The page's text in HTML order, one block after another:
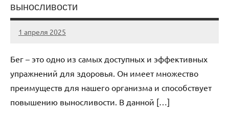
выносливости
1 апреля 2025
biewerplanet
Нет
Бег – это одно из самых доступных и эффективных
упражнений для здоровья. Он имеет множество
преимуществ для нашего организма и способствует
повышению выносливости. В данной […]